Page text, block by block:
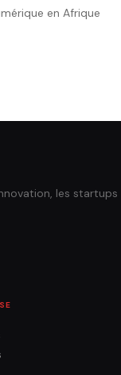
en Afrique
les startups